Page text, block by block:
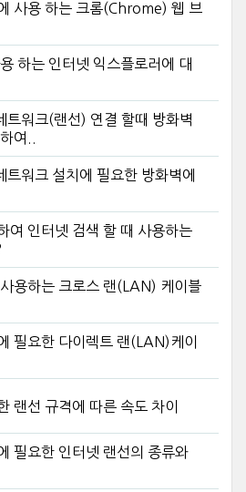
사용 하는 크롬(Chrome) 웹 브
하는 인터넷 익스플로러에 대
트워크(랜선) 연결 할때 방화벽
여..
워크 설치에 필요한 방화벽에
여 인터넷 검색 할 때 사용하는
용하는 크로스 랜(LAN) 케이블
필요한 다이렉트 랜(LAN)케이
랜선 규격에 따른 속도 차이
필요한 인터넷 랜선의 종류와